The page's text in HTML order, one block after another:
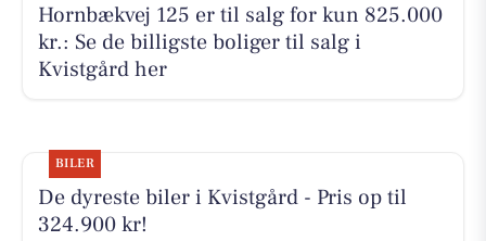
Hornbækvej 125 er til salg for kun 825.000
kr.: Se de billigste boliger til salg i
Kvistgård her
BILER
De dyreste biler i Kvistgård - Pris op til
324.900 kr!